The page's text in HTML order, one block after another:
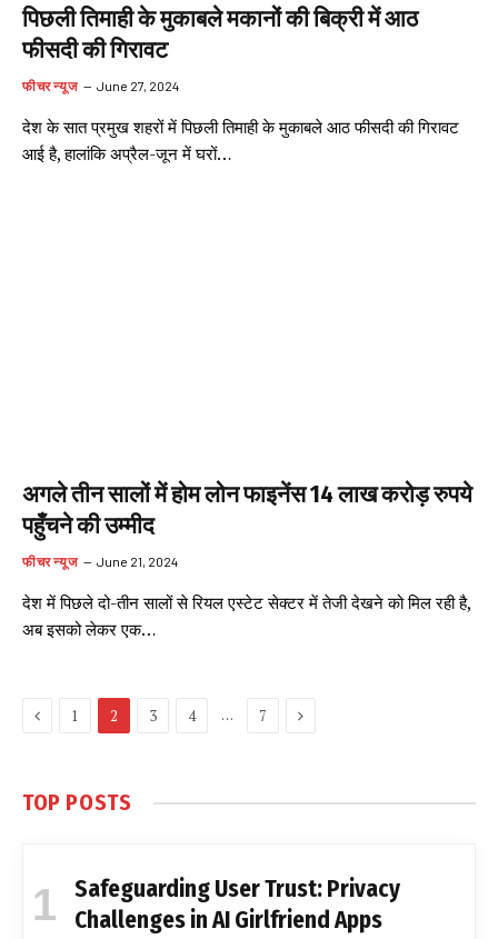
पिछली तिमाही के मुकाबले मकानों की बिक्री में आठ
फीसदी की गिरावट
फीचर न्यूज June 27, 2024
देश के सात प्रमुख शहरों में पिछली तिमाही के मुकाबले आठ फीसदी की गिरावट
आई है, हालांकि अप्रैल-जून में घरों…
अगले तीन सालों में होम लोन फाइनेंस 14 लाख करोड़ रुपये
पहुँचने की उम्मीद
फीचर न्यूज June 21, 2024
देश में पिछले दो-तीन सालों से रियल एस्टेट सेक्टर में तेजी देखने को मिल रही है,
अब इसको लेकर एक…
Previous
1 2 3 4 … 7 Next
TOP POSTS
Safeguarding User Trust: Privacy
Challenges in AI Girlfriend Apps